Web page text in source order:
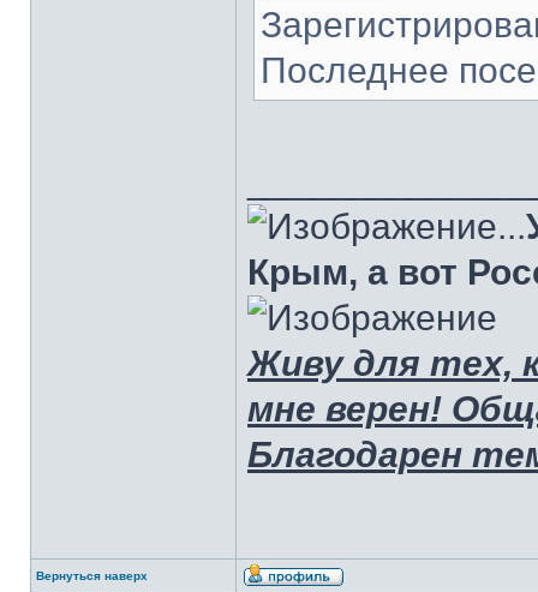
Последнее
...
Крым, а вот
Живу для тех,
мне верен!
Благодарен
Вернуться наверх